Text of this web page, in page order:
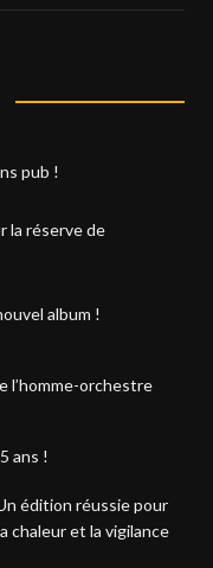
pub !
la réserve de
album !
l’homme-orchestre
ans !
édition réussie pour
chaleur et la vigilance